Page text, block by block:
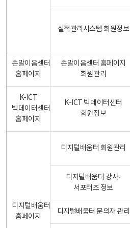
실적관리시스템 회원정보
손말이음센터
홈페이지
손말이음센터 홈페이지
회원관리
K-ICT
빅데이터센터
홈페이지
K-ICT 빅데이터센터
회원정보
디지털배움터
홈페이지
디지털배움터 회원관리
디지털배움터 강사·
서포터즈 정보
디지털배움터 문의자 관리